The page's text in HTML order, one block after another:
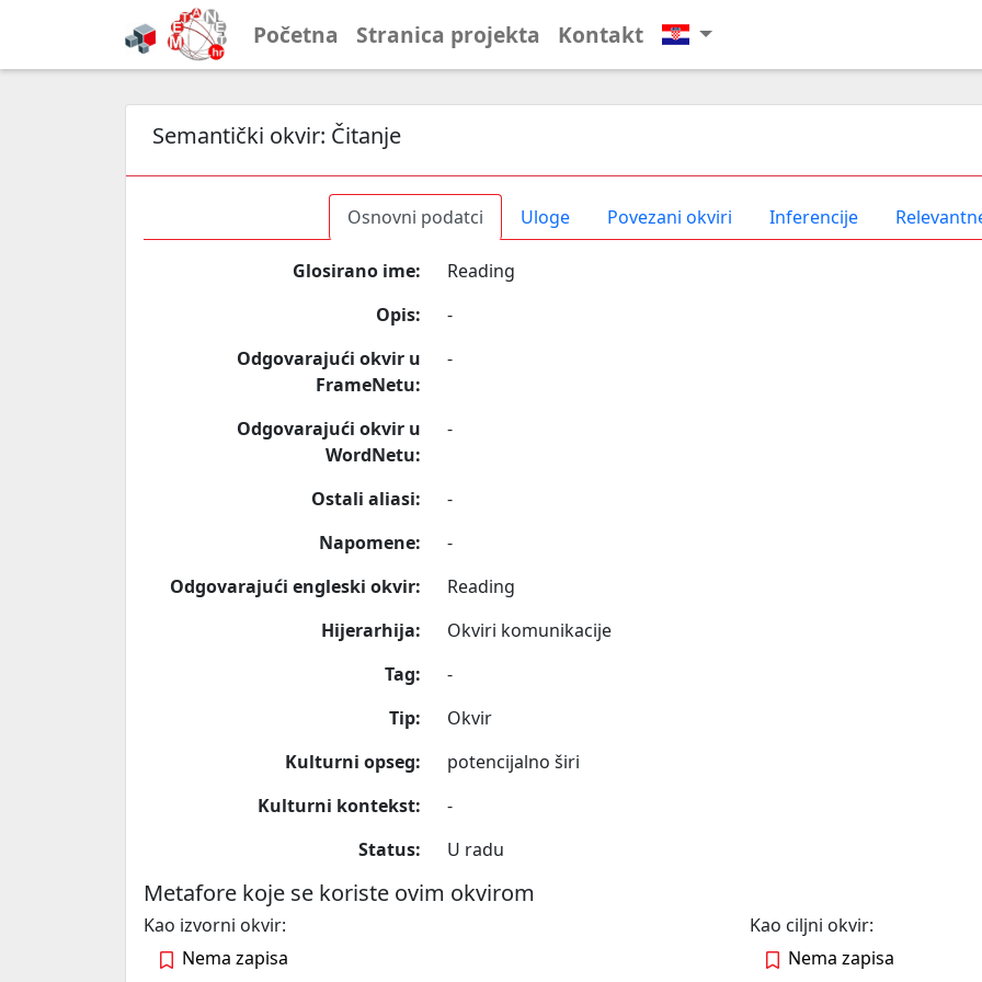
Početna Stranica projekta Kontakt
Semantički okvir: Čitanje
Osnovni podatci Uloge Povezani okviri Inferencije
Glosirano ime:
Reading
Opis:
-
Odgovarajući okvir u
FrameNetu:
-
Odgovarajući okvir u
WordNetu:
-
Ostali aliasi:
-
Napomene:
-
Odgovarajući engleski okvir:
Reading
Hijerarhija:
Okviri komunikacije
Tag:
-
Tip:
Okvir
Kulturni opseg:
potencijalno širi
Kulturni kontekst:
-
Status:
U radu
Metafore koje se koriste ovim okvirom
Kao izvorni okvir:
Nema zapisa
Kao ciljni okvir:
Nema zapisa